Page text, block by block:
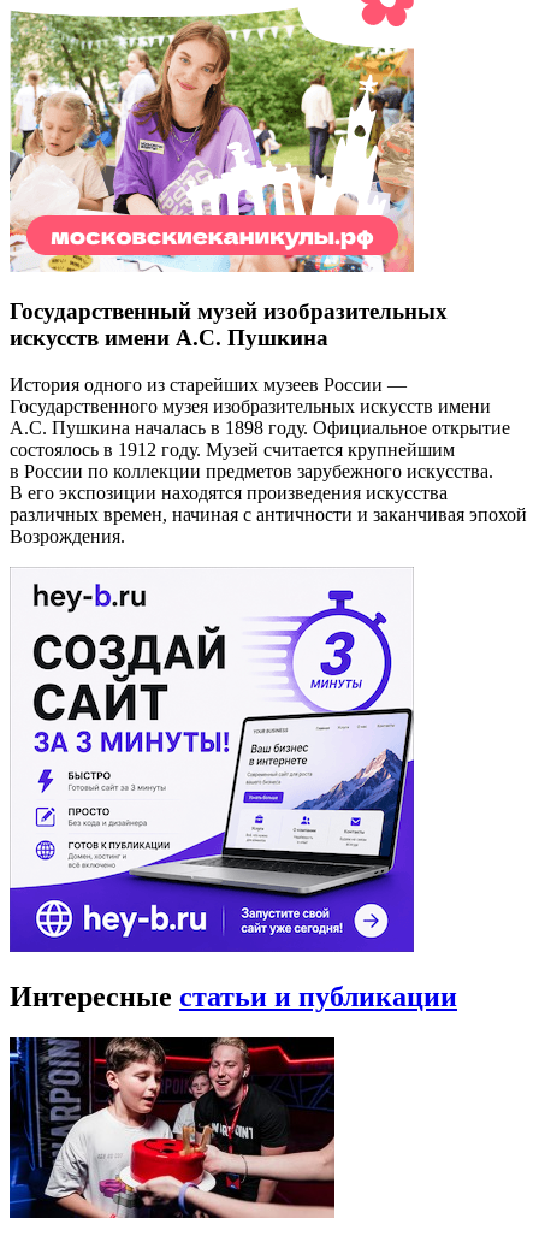
Государственный музей изобразительных
искусств имени А.С. Пушкина
История одного из старейших музеев России —
Государственного музея изобразительных искусств имени
А.С. Пушкина началась в 1898 году. Официальное открытие
состоялось в 1912 году. Музей считается крупнейшим
в России по коллекции предметов зарубежного искусства.
В его экспозиции находятся произведения искусства
различных времен, начиная с античности и заканчивая эпохой
Возрождения.
Интересные статьи и публикации